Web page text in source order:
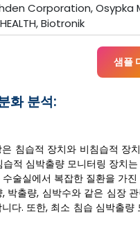
Corporation, Osypka
Biotronik
샘플
화 분석:
침습적 장치와 비침습적
적 심박출량 모니터링 장치
술실에서 복잡한 질환을 가
박출량, 심박수와 같은 심장
다. 또한, 최소 침습 심박출